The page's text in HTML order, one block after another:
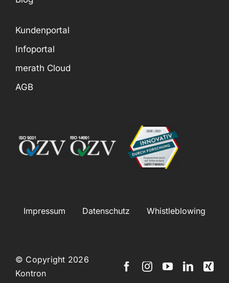
Kundenportal
Infoportal
merath Cloud
AGB
© Copyright 2026
Kontron
Impressum Datenschutz Whistleblowing